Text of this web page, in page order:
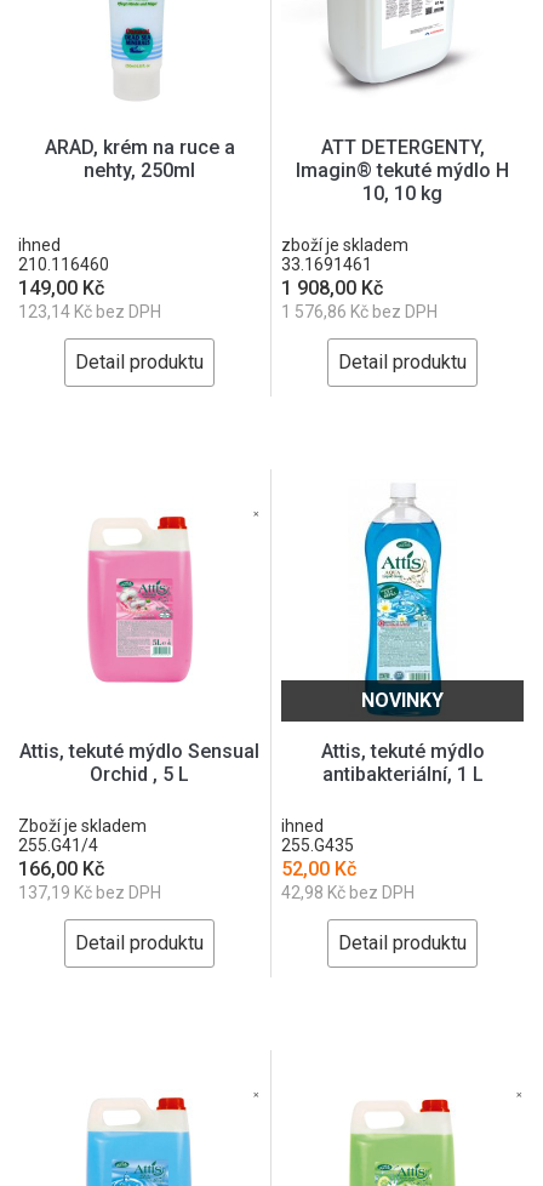
ARAD, krém na ruce a
nehty, 250ml
ihned
210.116460
149,00 Kč
123,14 Kč bez DPH
Detail produktu
ATT DETERGENTY,
Imagin® tekuté mýdlo H
10, 10 kg
zboží je skladem
33.1691461
1 908,00 Kč
1 576,86 Kč bez DPH
Detail produktu
Attis, tekuté mýdlo Sensual
Orchid , 5 L
Zboží je skladem
255.G41/4
166,00 Kč
137,19 Kč bez DPH
Detail produktu
NOVINKY
Attis, tekuté mýdlo
antibakteriální, 1 L
ihned
255.G435
52,00 Kč
42,98 Kč bez DPH
Detail produktu